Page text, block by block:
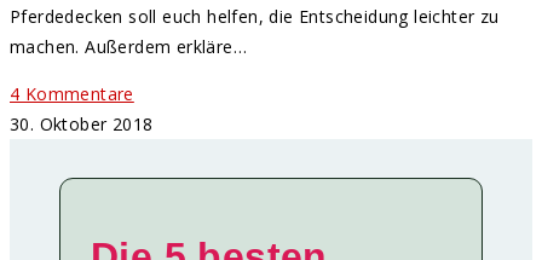
Pferdedecken soll euch helfen, die Entscheidung leichter zu
machen. Außerdem erkläre…
4 Kommentare
30. Oktober 2018